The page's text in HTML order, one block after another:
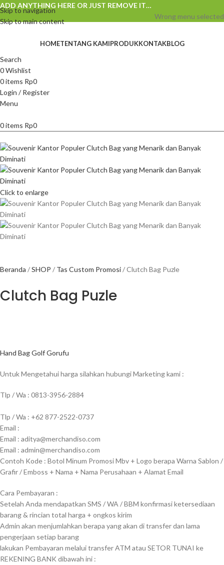
Skip to navigation
Skip to main content
ADD ANYTHING HERE OR JUST REMOVE IT…
Wrong menu selected
HOMETENTANG KAMIPRODUKKONTAKBLOG
Search
0Wishlist
0items Rp0
Login / Register
Menu
0items Rp0
Click to enlarge
Beranda SHOP Tas Custom Promosi Clutch Bag Puzle
Clutch Bag Puzle
Hand Bag Golf Gorufu
Untuk Mengetahui harga silahkan hubungi Marketing kami :
Tlp / Wa : 0813-3956-2884
Tlp / Wa : +62 877-2522-0737
Email :
Email : aditya@merchandiso.com
Email : admin@merchandiso.com
Contoh Kode : Botol Minum Promosi Mbv + Logo berapa Warna Sablon /
Grafir / Emboss + Nama + Nama Perusahaan + Alamat Email
Cara Pembayaran :
Setelah Anda mendapatkan SMS / WA / BBM konfirmasi ketersediaan
barang & rincian total harga + ongkos kirim
Admin akan menjumlahkan berapa yang akan di transfer dan lama
pengerjaan setiap barang
lakukan Pembayaran melalui transfer ATM atau SETOR TUNAI ke
REKENING BANK dibawah ini :